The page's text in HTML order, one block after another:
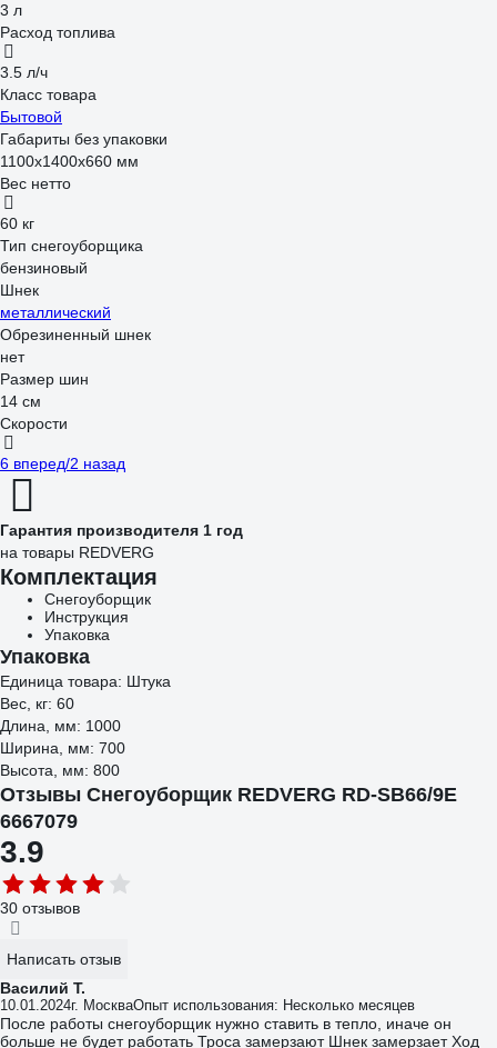
3 л
Расход топлива
3.5 л/ч
Класс товара
Бытовой
Габариты без упаковки
1100х1400х660 мм
Вес нетто
60 кг
Тип снегоуборщика
бензиновый
Шнек
металлический
Обрезиненный шнек
нет
Размер шин
14 см
Скорости
6 вперед/2 назад
Гарантия производителя 1 год
на товары REDVERG
Комплектация
Снегоуборщик
Инструкция
Упаковка
Упаковка
Единица товара: Штука
Вес, кг: 60
Длина, мм: 1000
Ширина, мм: 700
Высота, мм: 800
Отзывы Снегоуборщик REDVERG RD-SB66/9E
6667079
3.9
30 отзывов
Написать отзыв
Василий Т.
10.01.2024г. МоскваОпыт использования: Несколько месяцев
После работы снегоуборщик нужно ставить в тепло, иначе он
больше не будет работать Троса замерзают Шнек замерзает Ход